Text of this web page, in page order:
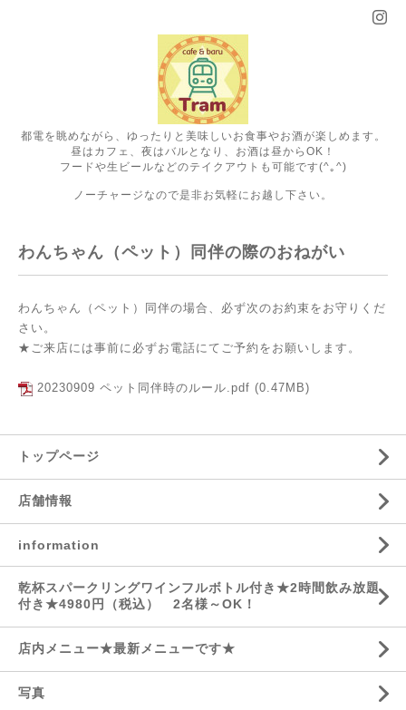
都電を眺めながら、ゆったりと美味しいお食事やお酒が楽しめます。
昼はカフェ、夜はバルとなり、お酒は昼からOK！
フードや生ビールなどのテイクアウトも可能です(^｡^)
ノーチャージなので是非お気軽にお越し下さい。
わんちゃん（ペット）同伴の際のおねがい
わんちゃん（ペット）同伴の場合、必ず次のお約束をお守りくだ
さい。
★ご来店には事前に必ずお電話にてご予約をお願いします。
20230909 ペット同伴時のルール.pdf (0.47MB)
トップページ
店舗情報
information
乾杯スパークリングワインフルボトル付き★2時間飲み放題
付き★4980円（税込） 2名様～OK！
店内メニュー★最新メニューです★
写真